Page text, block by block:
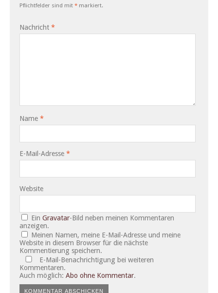
Pflichtfelder sind mit * markiert.
Nachricht *
Name *
E-Mail-Adresse *
Website
EinGravatar-Bild neben meinen Kommentaren
anzeigen.
Meinen Namen, meine E-Mail-Adresse und meine
Website in diesem Browser für die nächste
Kommentierung speichern.
E-Mail-Benachrichtigung bei weiteren
Kommentaren.
Auch möglich: Abo ohne Kommentar.